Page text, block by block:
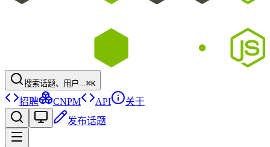
搜索话题、用户...⌘K
招聘 CNPM API
关于
发布话题